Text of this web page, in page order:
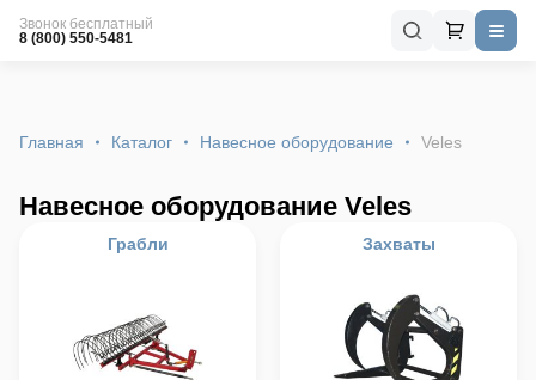
Звонок бесплатный
8 (800) 550-5481
Главная Каталог Навесное оборудование Veles
Навесное оборудование Veles
Грабли Захваты